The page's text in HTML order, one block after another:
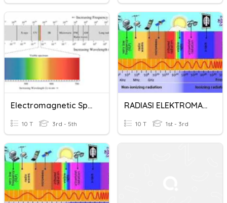
Electromagnetic Spectrum
10 T 3rd - 5th
RADIASI ELEKTROMAGNETIK
10 T 1st - 3rd